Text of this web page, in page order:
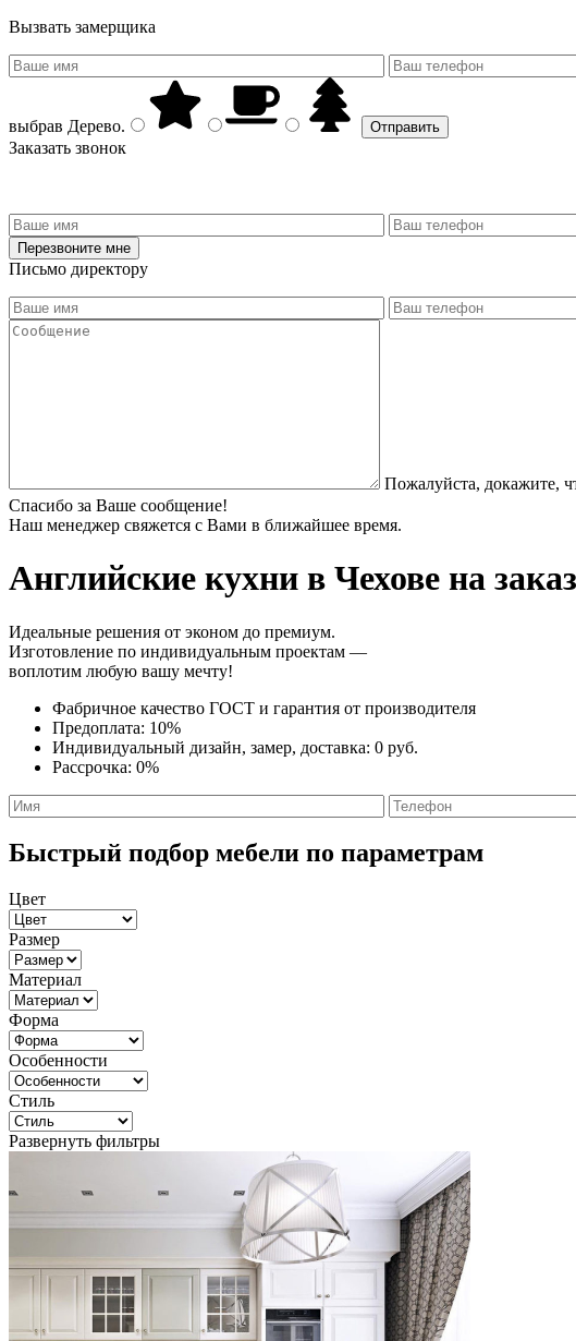
Вызвать замерщика
выбрав Дерево.
Заказать звонок
Письмо директору
Пожалуйста, докажите,
Спасибо за Ваше сообщение!
Наш менеджер свяжется с Вами в ближайшее время.
Английские кухни в Чехове на
Идеальные решения от эконом до премиум.
Изготовление по индивидуальным проектам —
воплотим любую вашу мечту!
Фабричное качество ГОСТ и гарантия от производителя
Предоплата: 10%
Индивидуальный дизайн, замер, доставка: 0 руб.
Рассрочка: 0%
Быстрый подбор мебели по параметрам
Цвет
Размер
Материал
Форма
Особенности
Стиль
Развернуть фильтры